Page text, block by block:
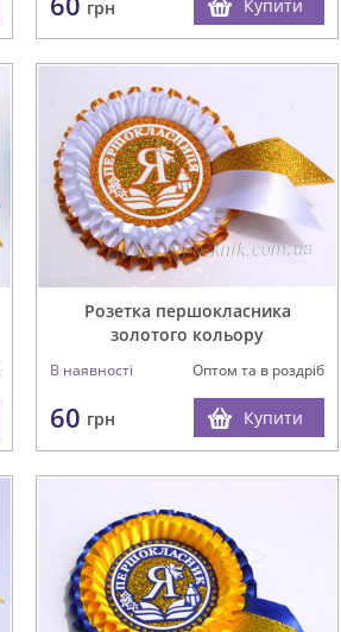
грн Купити
Розетка першокласника
золотого кольору
В наявності Оптом та в роздріб
60 грн Купити